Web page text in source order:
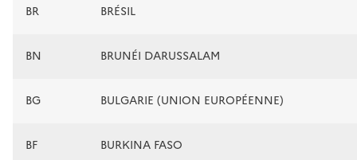
BR BRÉSIL
BN BRUNÉI DARUSSALAM
BG BULGARIE (UNION EUROPÉENNE)
BF BURKINA FASO